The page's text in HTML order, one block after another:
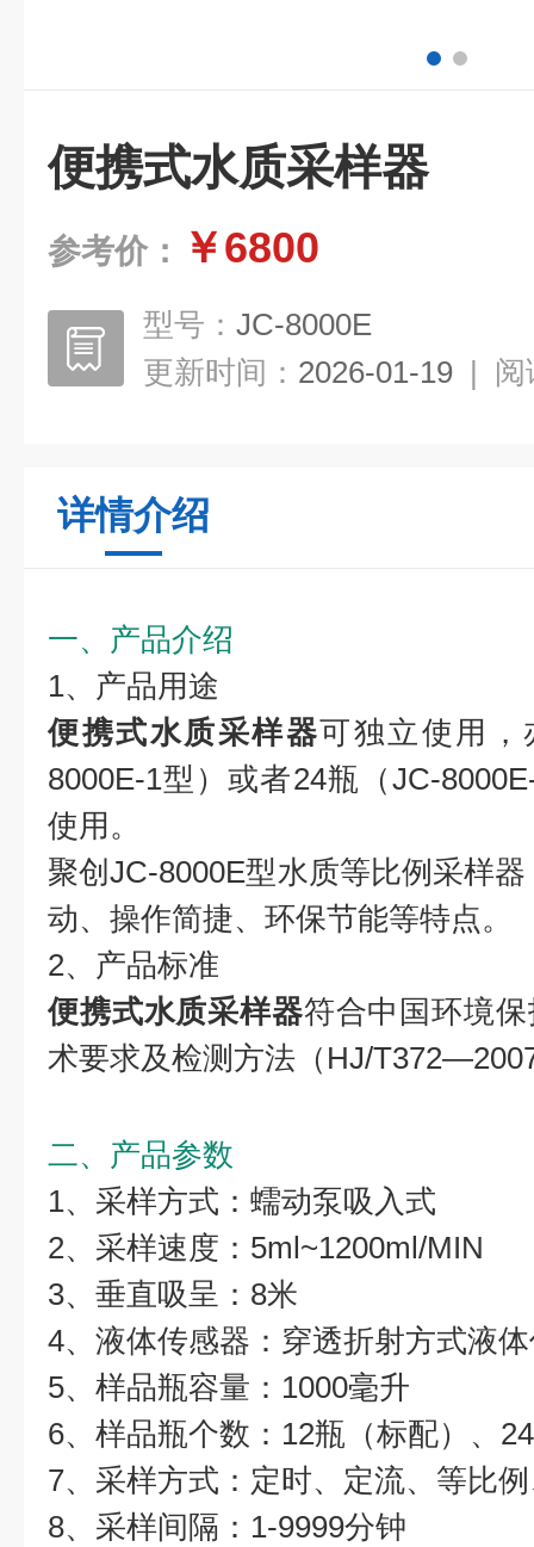
便携式水质采样器
参考价： ￥6800
型号： JC-8000E
更新时间： 2026-01-19 | 阅
详情介绍
一、产品介绍
1、产品用途
便携式水质采样器可独立使用，
8000E-1型）或者24瓶（JC-
使用。
聚创JC-8000E型水质等比例采样
动、操作简捷、环保节能等特点。
2、产品标准
便携式水质采样器符合中国环境
术要求及检测方法（HJ/
二、产品参数
1、采样方式：蠕动泵吸入式
2、采样速度：5ml~1200ml/MIN
3、垂直吸呈：8米
4、液体传感器：穿透折射方式液
5、样品瓶容量：1000毫升
6、样品瓶个数：12瓶（标配）、
7、采样方式：定时、定流、等比
8、采样间隔：1-9999分钟